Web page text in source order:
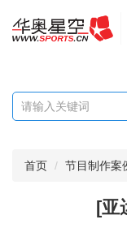
首页 节目制作案
[亚